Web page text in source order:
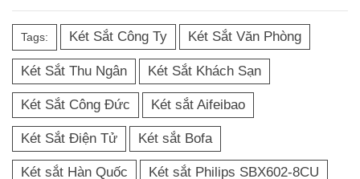
Tags: Két Sắt Công Ty Két Sắt Văn Phòng
Két Sắt Thu Ngân Két Sắt Khách Sạn
Két Sắt Công Đức Két sắt Aifeibao
Két Sắt Điện Tử Két sắt Bofa
Két sắt Hàn Quốc Két sắt Philips SBX602-8CU